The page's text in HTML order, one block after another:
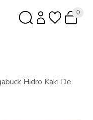
0
Hidro Kaki De